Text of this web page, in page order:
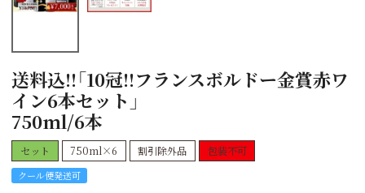
送料込!!「10冠!!フランスボルドー金賞赤ワ
イン6本セット」
750ml/6本
セット 750ml×6 割引除外品 包装不可
クール便発送可